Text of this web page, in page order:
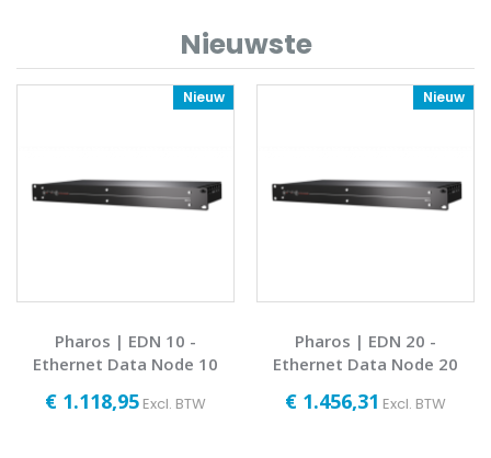
Nieuwste
Nieuw
Pharos | EDN 10 -
Ethernet Data Node 10
€ 1.118,95 Excl. BTW
Nieuw
Pharos | EDN 20 -
Ethernet Data Node 20
€ 1.456,31 Excl. BTW